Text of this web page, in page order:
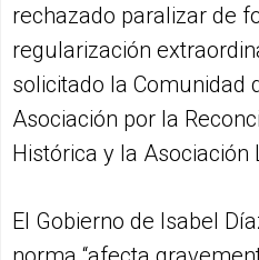
rechazado paralizar de
regularización
solicitado la Comunidad
Asociación por la
Histórica y la Asociación
El Gobierno de Isabel